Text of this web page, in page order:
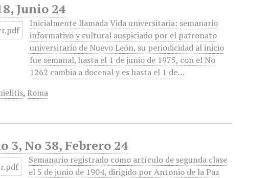
Junio 24
Inicialmente llamada Vida universitaria: semanario
informativo y cultural auspiciado por el patronato
universitario de Nuevo León, su periodicidad al inicio
fue semanal, hasta el 1 de junio de 1975, con el No
1262 cambia a docenal y es hasta el 1 de…
, Roma
3, No 38, Febrero 24
Semanario registrado como artículo de segunda clase
el 5 de junio de 1904, dirigido por Antonio de la Paz